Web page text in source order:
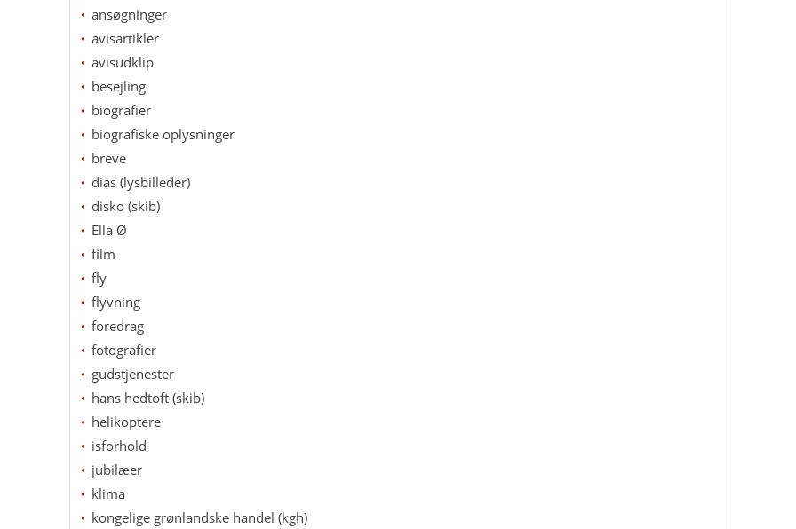
ansøgninger
avisartikler
avisudklip
besejling
biografier
biografiske oplysninger
breve
dias (lysbilleder)
disko (skib)
Ella Ø
film
fly
flyvning
foredrag
fotografier
gudstjenester
hans hedtoft (skib)
helikoptere
isforhold
jubilæer
klima
kongelige grønlandske handel (kgh)